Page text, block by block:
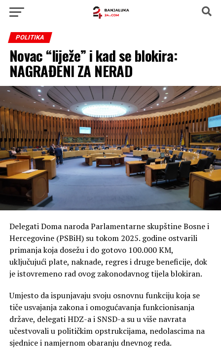
POLITIKA
Novac “liježe” i kad se blokira:
NAGRAĐENI ZA NERAD
Delegati Doma naroda Parlamentarne skupštine Bosne i
Hercegovine (PSBiH) su tokom 2025. godine ostvarili
primanja koja dosežu i do gotovo 100.000 KM,
uključujući plate, naknade, regres i druge beneficije, dok
je istovremeno rad ovog zakonodavnog tijela blokiran.
Umjesto da ispunjavaju svoju osnovnu funkciju koja se
tiče usvajanja zakona i omogućavanja funkcionisanja
države, delegati HDZ-a i SNSD-a su u više navrata
učestvovali u političkim opstrukcijama, nedolascima na
sjednice i namjernom obaranju dnevnog reda.